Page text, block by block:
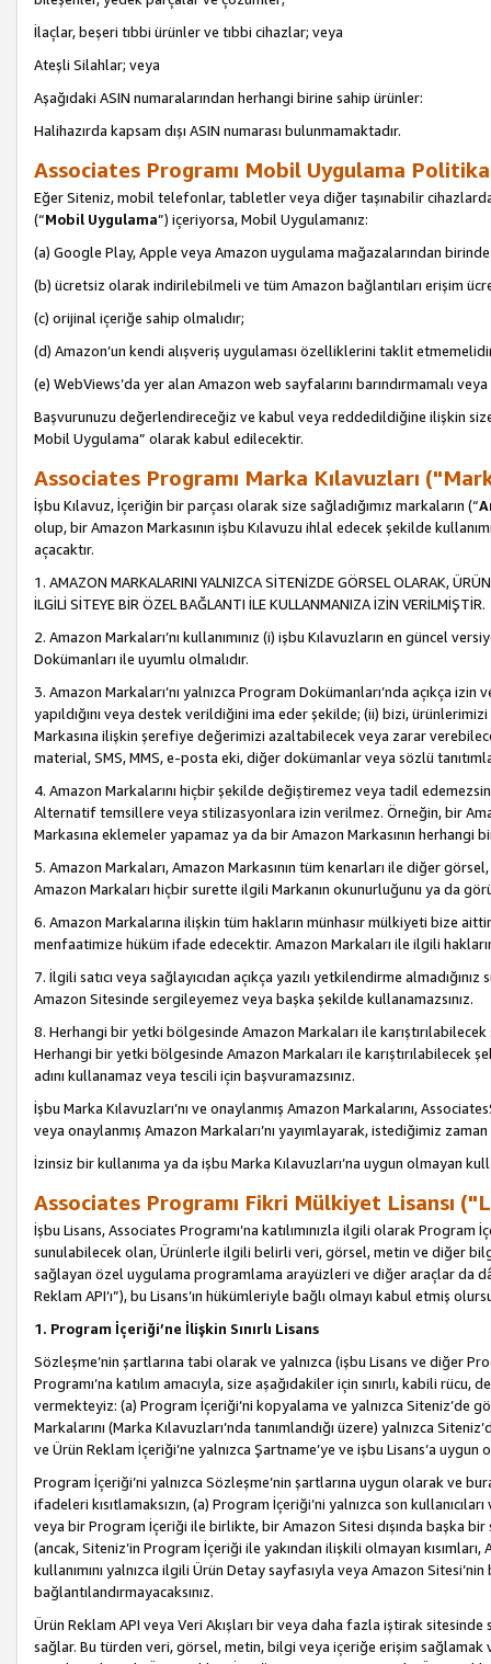
İlaçlar, beşeri tıbbi ürünler ve tıbbi cihazlar; veya
Ateşli Silahlar; veya
Aşağıdaki ASIN numaralarından herhangi birine sahip ürünler:
Halihazırda kapsam dışı ASIN numarası bulunmamaktadır.
Associates Programı Mobil Uygulama
Eğer Siteniz, mobil telefonlar, tabletler veya diğer taşınabilir
(“Mobil Uygulama”) içeriyorsa, Mobil Uygulamanız:
(a) Google Play, Apple veya Amazon uygulama mağazalarından birinde
(b) ücretsiz olarak indirilebilmeli ve tüm Amazon bağlantıları erişim
(c) orijinal içeriğe sahip olmalıdır;
(d) Amazon’un kendi alışveriş uygulaması özelliklerini taklit
(e) WebViews’da yer alan Amazon web sayfalarını barındırmamalı
Başvurunuzu değerlendireceğiz ve kabul veya reddedildiğine ilişkin
Mobil Uygulama” olarak kabul edilecektir.
Associates Programı Marka Kılavuzları
İşbu Kılavuz, İçeriğin bir parçası olarak size sağladığımız markaların (“
olup, bir Amazon Markasının işbu Kılavuzu ihlal edecek şekilde
açacaktır.
1. AMAZON MARKALARINI YALNIZCA SİTENİZDE GÖRSEL OLARAK,
İLGİLİ SİTEYE BİR ÖZEL BAĞLANTI İLE KULLANMANIZA İZİN VERİLMİŞTİR.
2. Amazon Markaları’nı kullanımınız (i) işbu Kılavuzların en güncel
Dokümanları ile uyumlu olmalıdır.
3. Amazon Markaları’nı yalnızca Program Dokümanları’nda açıkça
yapıldığını veya destek verildiğini ima eder şekilde; (ii) bizi,
Markasına ilişkin şerefiye değerimizi azaltabilecek veya zarar
material, SMS, MMS, e-posta eki, diğer dokümanlar veya sözlü
4. Amazon Markalarını hiçbir şekilde değiştiremez veya tadil
Alternatif temsillere veya stilizasyonlara izin verilmez. Örneğin, bir
Markasına eklemeler yapamaz ya da bir Amazon Markasının herhangi
5. Amazon Markaları, Amazon Markasının tüm kenarları ile diğer
Amazon Markaları hiçbir surette ilgili Markanın okunurluğunu ya da
6. Amazon Markalarına ilişkin tüm hakların münhasır mülkiyeti bize
menfaatimize hüküm ifade edecektir. Amazon Markaları ile ilgili
7. İlgili satıcı veya sağlayıcıdan açıkça yazılı yetkilendirme
Amazon Sitesinde sergileyemez veya başka şekilde kullanamazsınız.
8. Herhangi bir yetki bölgesinde Amazon Markaları ile
Herhangi bir yetki bölgesinde Amazon Markaları ile karıştırılabilecek
adını kullanamaz veya tescili için başvuramazsınız.
İşbu Marka Kılavuzları’nı ve onaylanmış Amazon Markalarını,
veya onaylanmış Amazon Markaları’nı yayımlayarak, istediğimiz
İzinsiz bir kullanıma ya da işbu Marka Kılavuzları’na uygun olmayan
Associates Programı Fikri Mülkiyet Lisansı
İşbu Lisans, Associates Programı’na katılımınızla ilgili olarak Program
sunulabilecek olan, Ürünlerle ilgili belirli veri, görsel, metin ve diğer
sağlayan özel uygulama programlama arayüzleri ve diğer araçlar da
Reklam API’ı”), bu Lisans’ın hükümleriyle bağlı olmayı kabul etmiş
1. Program İçeriği’ne İlişkin Sınırlı Lisans
Sözleşme’nin şartlarına tabi olarak ve yalnızca (işbu Lisans ve diğer
Programı’na katılım amacıyla, size aşağıdakiler için sınırlı, kabili
vermekteyiz: (a) Program İçeriği’ni kopyalama ve yalnızca Siteniz’de
Markalarını (Marka Kılavuzları’nda tanımlandığı üzere) yalnızca
ve Ürün Reklam İçeriği’ne yalnızca Şartname’ye ve işbu Lisans’a
Program İçeriği’ni yalnızca Sözleşme’nin şartlarına uygun olarak ve
ifadeleri kısıtlamaksızın, (a) Program İçeriği’ni yalnızca son
veya bir Program İçeriği ile birlikte, bir Amazon Sitesi dışında başka
(ancak, Siteniz’in Program İçeriği ile yakından ilişkili olmayan
kullanımını yalnızca ilgili Ürün Detay sayfasıyla veya Amazon
bağlantılandırmayacaksınız.
Ürün Reklam API veya Veri Akışları bir veya daha fazla iştirak
sağlar. Bu türden veri, görsel, metin, bilgi veya içeriğe erişim sağlamak